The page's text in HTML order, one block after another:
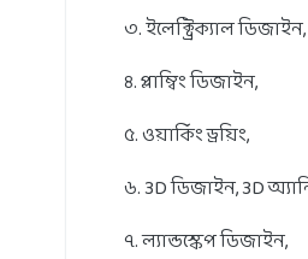
৩. ইলেক্ট্রিক্যাল ডিজাইন,
৪. প্লাম্বিং ডিজাইন,
৫. ওয়ার্কিং ড্রয়িং,
৬. 3D ডিজাইন, 3D
৭. ল্যান্ডস্কেপ ডিজাইন,